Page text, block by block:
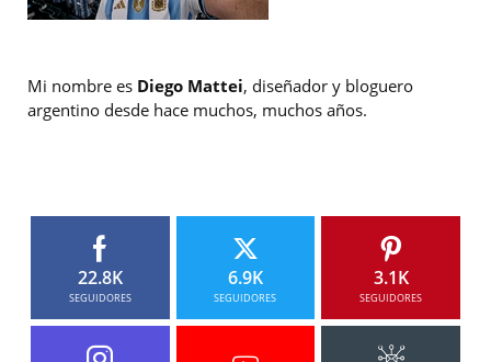
Mi nombre es Diego Mattei, diseñador y bloguero
argentino desde hace muchos, muchos años.
22.8K
SEGUIDORES
6.9K
SEGUIDORES
3.1K
SEGUIDORES